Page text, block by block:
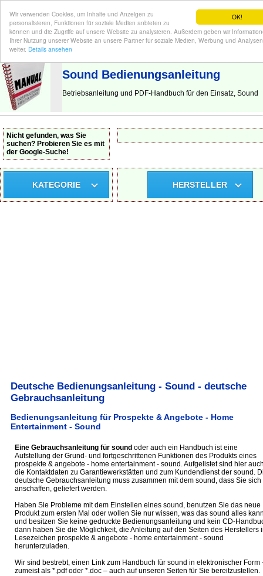
OK!
Wir verwenden Cookies, um Inhalte und Anzeigen zu
personalisieren, Funktionen für soziale Medien anbieten zu
können und die Zugriffe auf unsere Website zu analysieren. Außerdem geben wir
Ihrer Nutzung unserer Website an unsere Partner für soziale Medien, Werbung und Analysen
weiter. Details ansehen
BEDIENUNGSANLEITUNG | Hier finden Sie die deutsche Anleitung!
Sound Bedienungsanleitung
Betriebsanleitung und PDF-Handbuch für den Einsatz, Sound
Nicht gefunden, was Sie
suchen? Probieren Sie es mit
der Google-Suche!
KATEGORIE HERSTELLER
Deutsche Bedienungsanleitung - Sound - deutsche
Gebrauchsanleitung
Bedienungsanleitung für Prospekte & Angebote - Home
Entertainment - Sound
Eine Gebrauchsanleitung für sound oder auch ein Handbuch ist eine
Aufstellung der Grund- und fortgeschrittenen Funktionen des Produkts eines
prospekte & angebote - home entertainment - sound. Aufgelistet sind hier
die Kontaktdaten zu Garantiewerkstätten und zum Kundendienst der sound.
deutsche Gebrauchsanleitung muss zusammen mit dem sound, dass Sie sich
anschaffen, geliefert werden.
Haben Sie Probleme mit dem Einstellen eines sound, benutzen Sie das neue
Produkt zum ersten Mal oder wollen Sie nur wissen, was das sound alles
und besitzen Sie keine gedruckte Bedienungsanleitung und kein CD-
dann haben Sie die Möglichkeit, die Anleitung auf den Seiten des Herstellers
Lesezeichen prospekte & angebote - home entertainment - sound
herunterzuladen.
Wir sind bestrebt, einen Link zum Handbuch für sound in elektronischer Form
zumeist als *.pdf oder *.doc – auch auf unseren Seiten für Sie bereitzustellen.